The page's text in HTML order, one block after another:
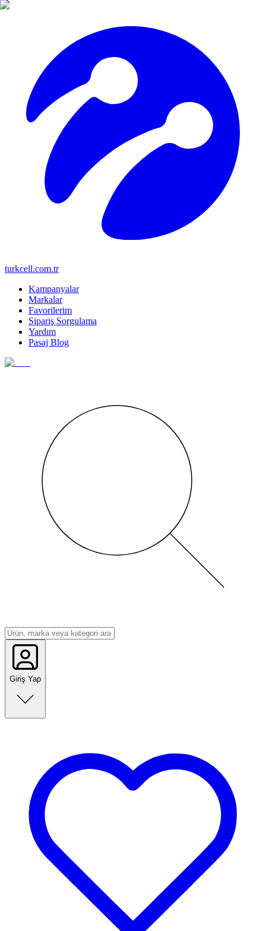
turkcell.com.tr
Kampanyalar
Markalar
Favorilerim
Sipariş Sorgulama
Yardım
Pasaj Blog
Giriş Yap